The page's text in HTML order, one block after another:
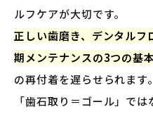
ルフケアが大切です。
正しい歯磨き、デンタル
期メンテナンスの3つの基
の再付着を遅らせられます。
「歯石取り＝ゴール」で